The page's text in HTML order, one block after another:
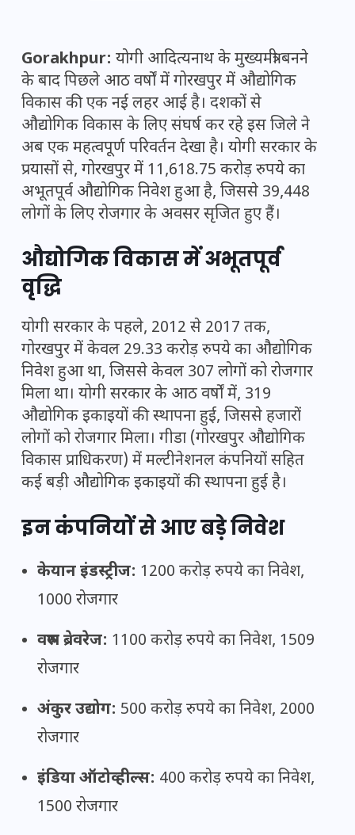
Gorakhpur: योगी आदित्यनाथ के मुख्यमंत्री बनने
के बाद पिछले आठ वर्षों में गोरखपुर में औद्योगिक
विकास की एक नई लहर आई है। दशकों से
औद्योगिक विकास के लिए संघर्ष कर रहे इस जिले ने
अब एक महत्वपूर्ण परिवर्तन देखा है। योगी सरकार के
प्रयासों से, गोरखपुर में 11,618.75 करोड़ रुपये का
अभूतपूर्व औद्योगिक निवेश हुआ है, जिससे 39,448
लोगों के लिए रोजगार के अवसर सृजित हुए हैं।
औद्योगिक विकास में अभूतपूर्व
वृद्धि
योगी सरकार के पहले, 2012 से 2017 तक,
गोरखपुर में केवल 29.33 करोड़ रुपये का औद्योगिक
निवेश हुआ था, जिससे केवल 307 लोगों को रोजगार
मिला था। योगी सरकार के आठ वर्षों में, 319
औद्योगिक इकाइयों की स्थापना हुई, जिससे हजारों
लोगों को रोजगार मिला। गीडा (गोरखपुर औद्योगिक
विकास प्राधिकरण) में मल्टीनेशनल कंपनियों सहित
कई बड़ी औद्योगिक इकाइयों की स्थापना हुई है।
इन कंपनियों से आए बड़े निवेश
केयान इंडस्ट्रीज: 1200 करोड़ रुपये का निवेश,
1000 रोजगार
वरुण ब्रेवरेज: 1100 करोड़ रुपये का निवेश, 1509
रोजगार
अंकुर उद्योग: 500 करोड़ रुपये का निवेश, 2000
रोजगार
इंडिया ऑटोव्हील्स: 400 करोड़ रुपये का निवेश,
1500 रोजगार